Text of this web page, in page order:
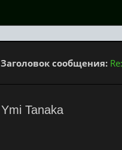
Заголовок сообщения:
Ymi Tanaka